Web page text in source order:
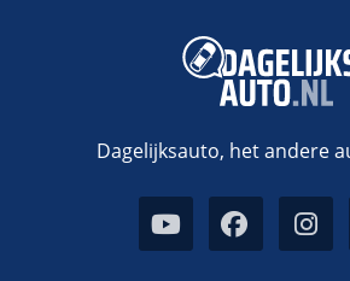
Dagelijksauto, het andere